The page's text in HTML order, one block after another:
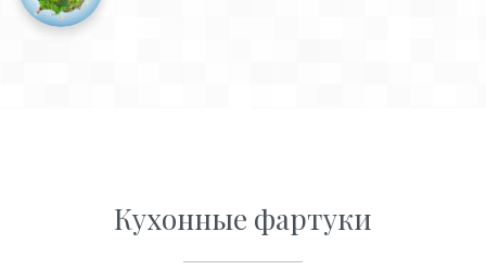
Кухонные фартуки